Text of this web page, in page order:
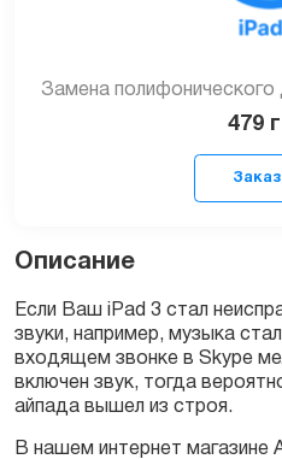
Замена полифонического
479
Описание
Если Ваш iPad 3 стал
звуки, например, музыка
входящем звонке в Skype
включен звук, тогда
айпада вышел из строя.
В нашем интернет